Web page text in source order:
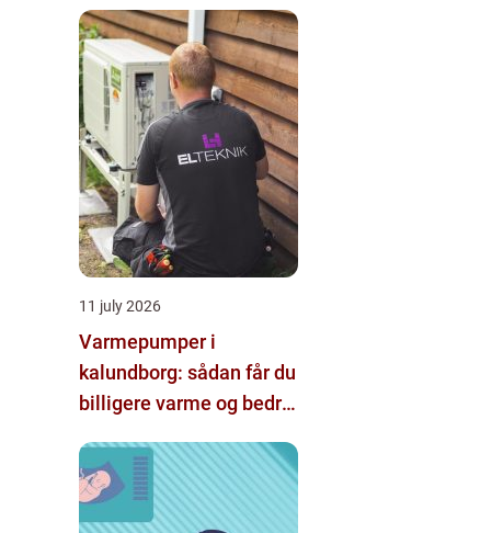
11 july 2026
Varmepumper i
kalundborg: sådan får du
billigere varme og bedre